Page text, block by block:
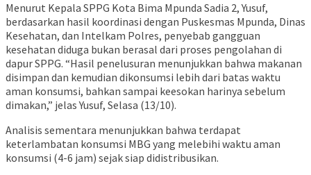
Menurut Kepala SPPG Kota Bima Mpunda Sadia 2, Yusuf,
berdasarkan hasil koordinasi dengan Puskesmas Mpunda, Dinas
Kesehatan, dan Intelkam Polres, penyebab gangguan
kesehatan diduga bukan berasal dari proses pengolahan di
dapur SPPG. “Hasil penelusuran menunjukkan bahwa makanan
disimpan dan kemudian dikonsumsi lebih dari batas waktu
aman konsumsi, bahkan sampai keesokan harinya sebelum
dimakan,” jelas Yusuf, Selasa (13/10).
Analisis sementara menunjukkan bahwa terdapat
keterlambatan konsumsi MBG yang melebihi waktu aman
konsumsi (4-6 jam) sejak siap didistribusikan.